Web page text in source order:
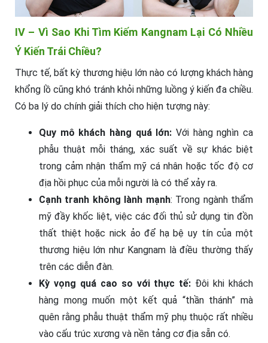
IV – Vì Sao Khi Tìm Kiếm Kangnam Lại Có Nhiều
Ý Kiến Trái Chiều?
Thực tế, bất kỳ thương hiệu lớn nào có lượng khách hàng
khổng lồ cũng khó tránh khỏi những luồng ý kiến đa chiều.
Có ba lý do chính giải thích cho hiện tượng này:
Quy mô khách hàng quá lớn: Với hàng nghìn ca
phẫu thuật mỗi tháng, xác suất về sự khác biệt
trong cảm nhận thẩm mỹ cá nhân hoặc tốc độ cơ
địa hồi phục của mỗi người là có thể xảy ra.
Cạnh tranh không lành mạnh: Trong ngành thẩm
mỹ đầy khốc liệt, việc các đối thủ sử dụng tin đồn
thất thiệt hoặc nick ảo để hạ bệ uy tín của một
thương hiệu lớn như Kangnam là điều thường thấy
trên các diễn đàn.
Kỳ vọng quá cao so với thực tế: Đôi khi khách
hàng mong muốn một kết quả “thần thánh” mà
quên rằng phẫu thuật thẩm mỹ phụ thuộc rất nhiều
vào cấu trúc xương và nền tảng cơ địa sẵn có.